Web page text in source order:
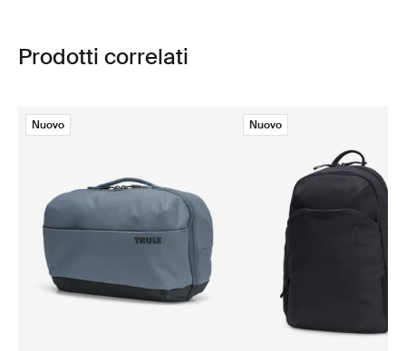
Prodotti correlati
Nuovo Nuovo